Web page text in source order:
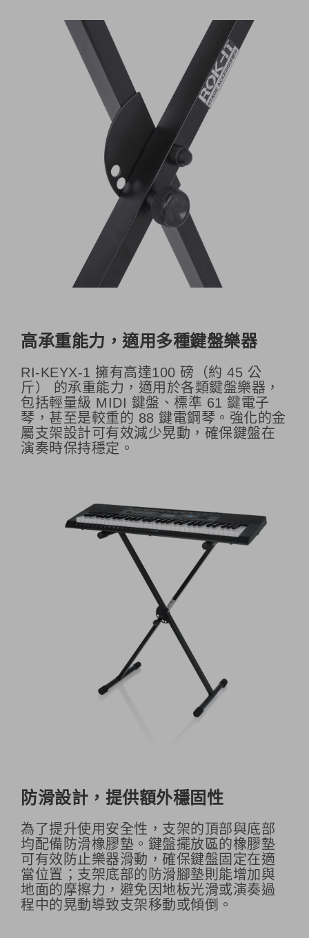
高承重能力，適用多種鍵盤樂器
RI-KEYX-1 擁有高達100 磅（約 45 公
斤） 的承重能力，適用於各類鍵盤樂器，
包括輕量級 MIDI 鍵盤、標準 61 鍵電子
琴，甚至是較重的 88 鍵電鋼琴。強化的金
屬支架設計可有效減少晃動，確保鍵盤在
演奏時保持穩定。
防滑設計，提供額外穩固性
為了提升使用安全性，支架的頂部與底部
均配備防滑橡膠墊。鍵盤擺放區的橡膠墊
可有效防止樂器滑動，確保鍵盤固定在適
當位置；支架底部的防滑腳墊則能增加與
地面的摩擦力，避免因地板光滑或演奏過
程中的晃動導致支架移動或傾倒。